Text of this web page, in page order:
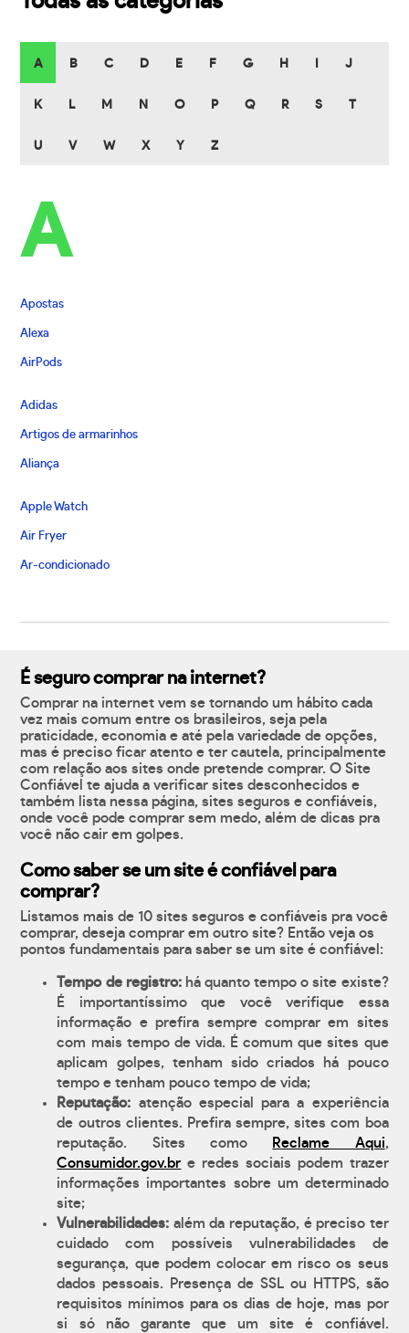
A B C D E F G H J
K L M N O P Q R S T
U V W X Y Z
A
Apostas
Alexa
AirPods
Adidas
Artigos de armarinhos
Aliança
Apple Watch
Air Fryer
Ar-condicionado
É seguro comprar na internet?
Comprar na internet vem se tornando um hábito cada
vez mais comum entre os brasileiros, seja pela
praticidade, economia e até pela variedade de opções,
mas é preciso ficar atento e ter cautela, principalmente
com relação aos sites onde pretende comprar. O Site
Confiável te ajuda a verificar sites desconhecidos e
também lista nessa página, sites seguros e confiáveis,
onde você pode comprar sem medo, além de dicas pra
você não cair em golpes.
Como saber se um site é confiável para
comprar?
Listamos mais de 10 sites seguros e confiáveis pra você
comprar, deseja comprar em outro site? Então veja os
pontos fundamentais para saber se um site é confiável:
Tempo de registro:há quanto tempo o site existe?
É importantíssimo que você verifique essa
informação e prefira sempre comprar em sites
com mais tempo de vida. É comum que sites que
aplicam golpes, tenham sido criados há pouco
tempo e tenham pouco tempo de vida;
Reputação: atenção especial para a experiência
de outros clientes. Prefira sempre, sites com boa
reputação. Sites como
Reclame Aqui,
Consumidor.gov.br e redes sociais podem trazer
informações importantes sobre um determinado
site;
Vulnerabilidades: além da reputação, é preciso ter
cuidado com possíveis vulnerabilidades de
segurança, que podem colocar em risco os seus
dados pessoais. Presença de SSL ou HTTPS, são
requisitos mínimos para os dias de hoje, mas por
si só não garante que um site é confiável.